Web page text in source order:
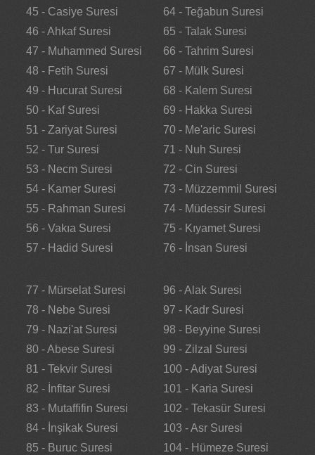
45 - Casiye Suresi
46 - Ahkaf Suresi
47 - Muhammed Suresi
48 - Fetih Suresi
49 - Hucurat Suresi
50 - Kaf Suresi
51 - Zariyat Suresi
52 - Tur Suresi
53 - Necm Suresi
54 - Kamer Suresi
55 - Rahman Suresi
56 - Vakıa Suresi
57 - Hadid Suresi
64 - Teğabun Suresi
65 - Talak Suresi
66 - Tahrim Suresi
67 - Mülk Suresi
68 - Kalem Suresi
69 - Hakka Suresi
70 - Me'aric Suresi
71 - Nuh Suresi
72 - Cin Suresi
73 - Müzzemmil Suresi
74 - Müdessir Suresi
75 - Kıyamet Suresi
76 - İnsan Suresi
77 - Mürselat Suresi
78 - Nebe Suresi
79 - Nazi'at Suresi
80 - Abese Suresi
81 - Tekvir Suresi
82 - İnfitar Suresi
83 - Mutaffifin Suresi
84 - İnşikak Suresi
85 - Buruc Suresi
96 - Alak Suresi
97 - Kadr Suresi
98 - Beyyine Suresi
99 - Zilzal Suresi
100 - Adiyat Suresi
101 - Karia Suresi
102 - Tekasür Suresi
103 - Asr Suresi
104 - Hümeze Suresi